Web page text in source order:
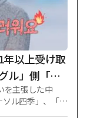
以上受け取
ル」側「全
を主張した中
ル四季」、「チ